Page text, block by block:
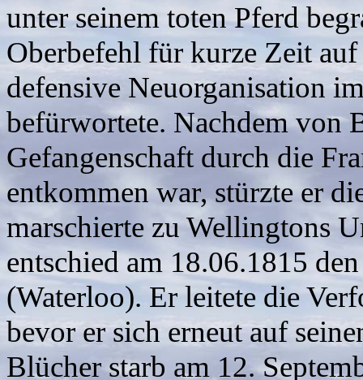
unter seinem toten Pferd
Oberbefehl für kurze Zeit
defensive Neuorganisation
befürwortete. Nachdem von
Gefangenschaft durch die
entkommen war, stürzte er
marschierte zu Wellingtons
entschied am 18.06.1815
(Waterloo). Er leitete die
bevor er sich erneut auf
Blücher starb am 12.